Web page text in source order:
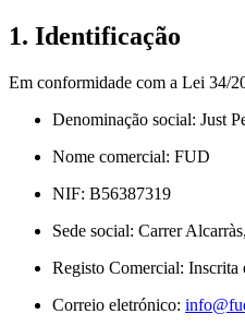
1. Identificação
Em conformidade com a Lei 34/
Denominação social: Just
Nome comercial: FUD
NIF: B56387319
Sede social: Carrer
Registo Comercial:
Correio eletrónico: